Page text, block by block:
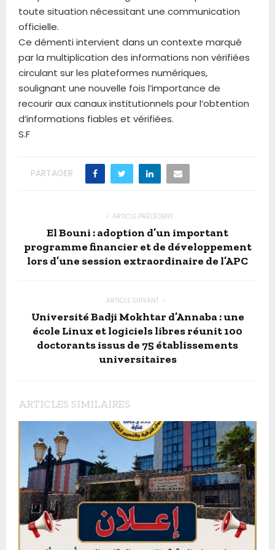
toute situation nécessitant une communication
officielle.
Ce démenti intervient dans un contexte marqué
par la multiplication des informations non vérifiées
circulant sur les plateformes numériques,
soulignant une nouvelle fois l’importance de
recourir aux canaux institutionnels pour l’obtention
d’informations fiables et vérifiées.
S.F
PARTAGER
ARTICLE PRÉCÉDENT
El Bouni : adoption d’un important
programme financier et de développement
lors d’une session extraordinaire de l’APC
ARTICLE SUIVANT
Université Badji Mokhtar d’Annaba : une
école Linux et logiciels libres réunit 100
doctorants issus de 75 établissements
universitaires
ARTICLES SIMILAIRES